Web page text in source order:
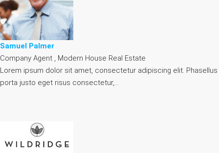
Samuel Palmer
Company Agent , Modern House Real Estate
Lorem ipsum dolor sit amet, consectetur adipiscing elit. Phasellus
porta justo eget risus consectetur,…